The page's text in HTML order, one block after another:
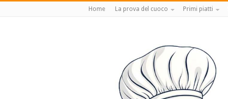
Home La prova del cuoco Primi piatti